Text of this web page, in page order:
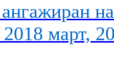
март,